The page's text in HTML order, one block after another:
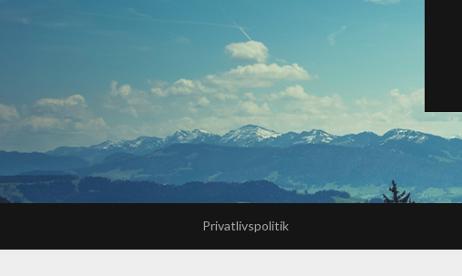
Privatlivspolitik